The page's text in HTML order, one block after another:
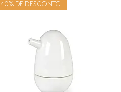
40% DE DESCONTO